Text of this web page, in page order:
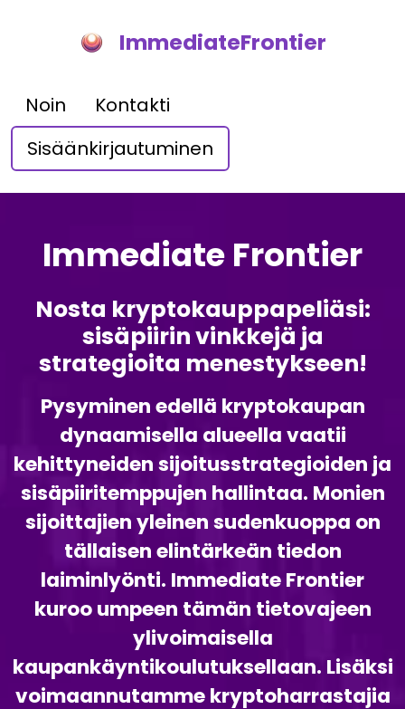
ImmediateFrontier
Noin
Kontakti
Sisäänkirjautuminen
Immediate Frontier
Nosta kryptokauppapeliäsi:
sisäpiirin vinkkejä ja
strategioita menestykseen!
Pysyminen edellä kryptokaupan
dynaamisella alueella vaatii
kehittyneiden sijoitusstrategioiden ja
sisäpiiritemppujen hallintaa. Monien
sijoittajien yleinen sudenkuoppa on
tällaisen elintärkeän tiedon
laiminlyönti. Immediate Frontier
kuroo umpeen tämän tietovajeen
ylivoimaisella
kaupankäyntikoulutuksellaan. Lisäksi
voimaannutamme kryptoharrastajia